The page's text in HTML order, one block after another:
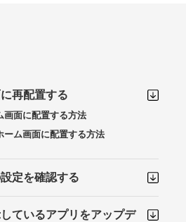
再配置する
画面に配置する方法
ーム画面に配置する方法
定を確認する
ているアプリをアップデ